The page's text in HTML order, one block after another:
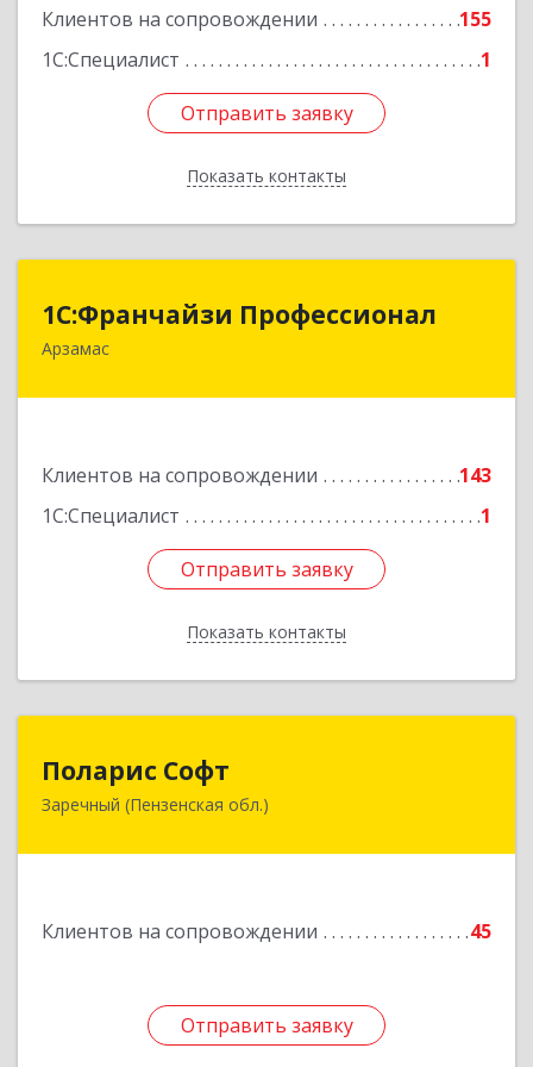
Клиентов на сопровождении
155
1С:Специалист
1
Отправить заявку
Показать контакты
Отправить заявку
Назад
1С:Франчайзи Профессионал
Арзамас
Клиентов на сопровождении
143
1С:Специалист
1
Отправить заявку
Показать контакты
1С:Франчайзи Профессионал
607227, Нижегородская обл, Арзамас г, Кирова
Отправить заявку
Назад
Поларис Софт
Заречный (Пензенская обл.)
Клиентов на сопровождении 45
Отправить заявку
442960, Пензенская обл, Заречный г,
Отправить заявку